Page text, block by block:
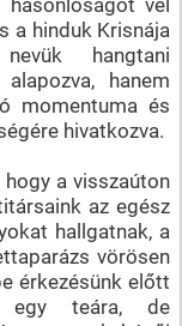
a hinduk Krisnája
hangtani
alapozva, hanem
momentuma és
hivatkozva.
hogy a visszaúton
az egész
hallgatnak, a
vörösen
érkezésünk előtt
egy teára, de